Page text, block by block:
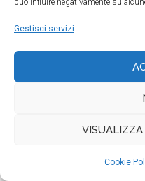
può influire negativamente su
Gestisci servizi
Cookie